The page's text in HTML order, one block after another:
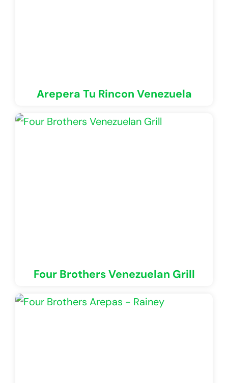
Arepera Tu Rincon Venezuela
Four Brothers Venezuelan Grill